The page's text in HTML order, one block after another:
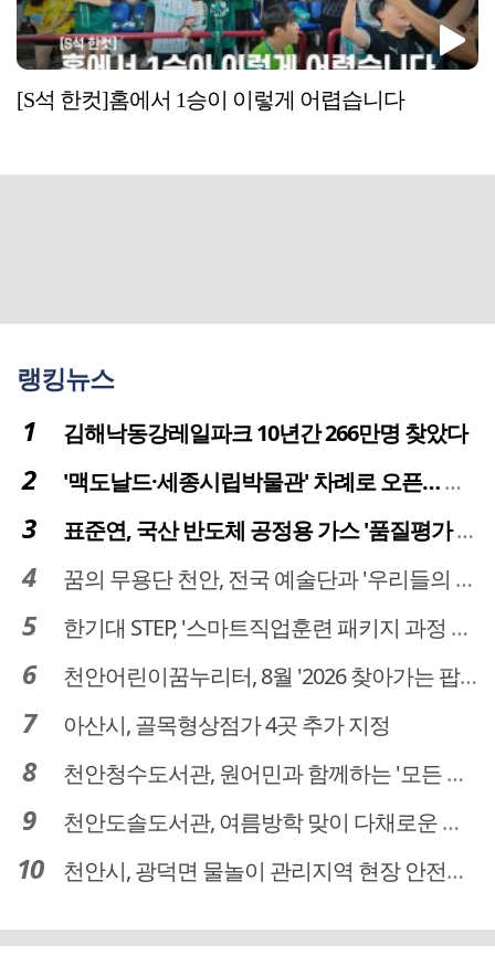
[S석 한컷]홈에서 1승이 이렇게 어렵습니다
랭킹뉴스
김해낙동강레일파크 10년간 266만명 찾았다
'맥도날드·세종시립박물관' 차례로 오픈… 고운동 정주여건 좋아진다
표준연, 국산 반도체 공정용 가스 '품질평가 체계' 구축
꿈의 무용단 천안, 전국 예술단과 '우리들의 하모니' 선보여
한기대 STEP, '스마트직업훈련 패키지 과정 3기' 모집
천안어린이꿈누리터, 8월 '2026 찾아가는 팝업놀이터' 운영
아산시, 골목형상점가 4곳 추가 지정
천안청수도서관, 원어민과 함께하는 '모든 영어 모든 독서' 운영
천안도솔도서관, 여름방학 맞이 다채로운 독서문화 프로그램 운영
천안시, 광덕면 물놀이 관리지역 현장 안전점검 실시